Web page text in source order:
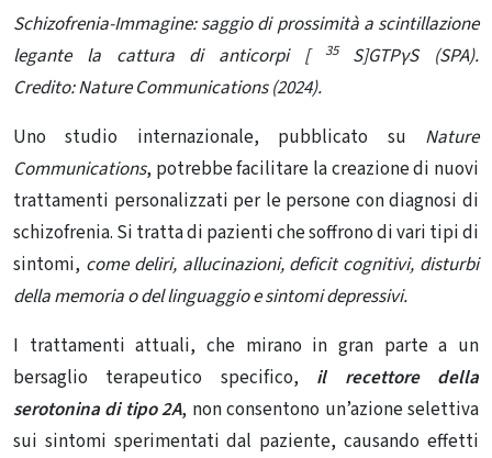
Schizofrenia-Immagine: saggio di prossimità a scintillazione
legante la cattura di anticorpi [
35S]GTPγS (SPA).
Credito: Nature Communications (2024).
Uno studio internazionale, pubblicato su Nature
Communications, potrebbe facilitare la creazione di nuovi
trattamenti personalizzati per le persone con diagnosi di
schizofrenia. Si tratta di pazienti che soffrono di vari tipi di
sintomi, come deliri, allucinazioni, deficit cognitivi, disturbi
della memoria o del linguaggio e sintomi depressivi.
I trattamenti attuali, che mirano in gran parte a un
bersaglio terapeutico specifico, il recettore della
serotonina di tipo 2A, non consentono un’azione selettiva
sui sintomi sperimentati dal paziente, causando effetti